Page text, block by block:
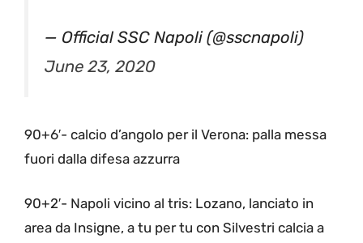
— Official SSC Napoli (@sscnapoli)
June 23, 2020
90+6′- calcio d’angolo per il Verona: palla messa
fuori dalla difesa azzurra
90+2′- Napoli vicino al tris: Lozano, lanciato in
area da Insigne, a tu per tu con Silvestri calcia a